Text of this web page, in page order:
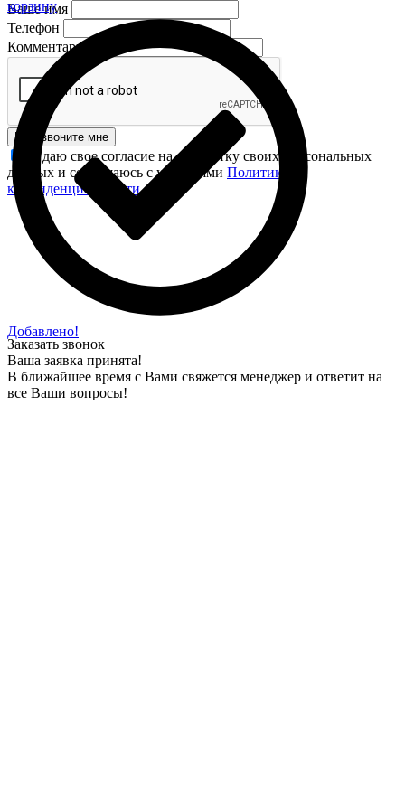
корзину
Добавлено!
Ваше имя
Телефон
Комментарий
Перезвоните мне
Я даю свое согласие на обработку своих персональных
данных и соглашаюсь с условиями Политики
конфиденциальности.
Заказать звонок
Ваша заявка принята!
В ближайшее время с Вами свяжется менеджер и ответит на
все Ваши вопросы!